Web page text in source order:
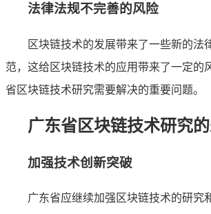
法律法规不完善的风险
区块链技术的发展带来了一些新的
范，这给区块链技术的应用带来了一定
省区块链技术研究需要解决的重要问题。
广东省区块链技术研究
加强技术创新突破
广东省应继续加强区块链技术的研究